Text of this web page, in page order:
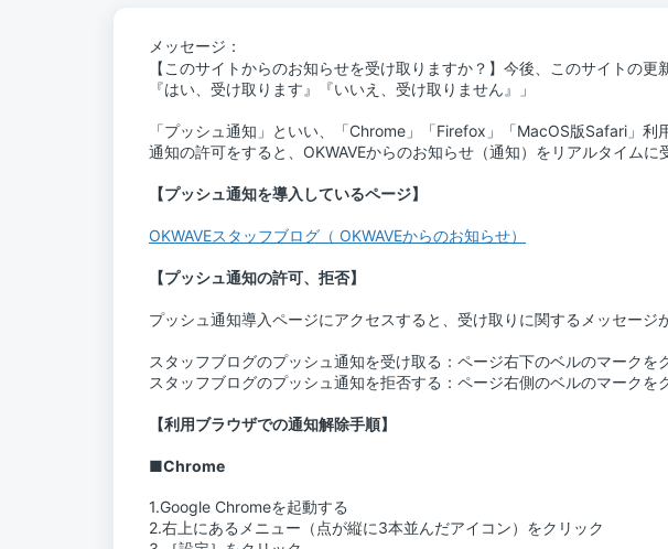
メッセージ：
【このサイトからのお知らせを受け取りますか？】今後、このサイトの更
『はい、受け取ります』『いいえ、受け取りません』」
「プッシュ通知」といい、「Chrome」「Firefox」「MacOS版Safari」利
通知の許可をすると、OKWAVEからのお知らせ（通知）をリアルタイムに
【プッシュ通知を導入しているページ】
OKWAVEスタッフブログ（ OKWAVEからのお知らせ）
【プッシュ通知の許可、拒否】
プッシュ通知導入ページにアクセスすると、受け取りに関するメッセージ
スタッフブログのプッシュ通知を受け取る：ページ右下のベルのマークを
スタッフブログのプッシュ通知を拒否する：ページ右側のベルのマークを
【利用ブラウザでの通知解除手順】
■Chrome
1.Google Chromeを起動する
2.右上にあるメニュー（点が縦に3本並んだアイコン）をクリック